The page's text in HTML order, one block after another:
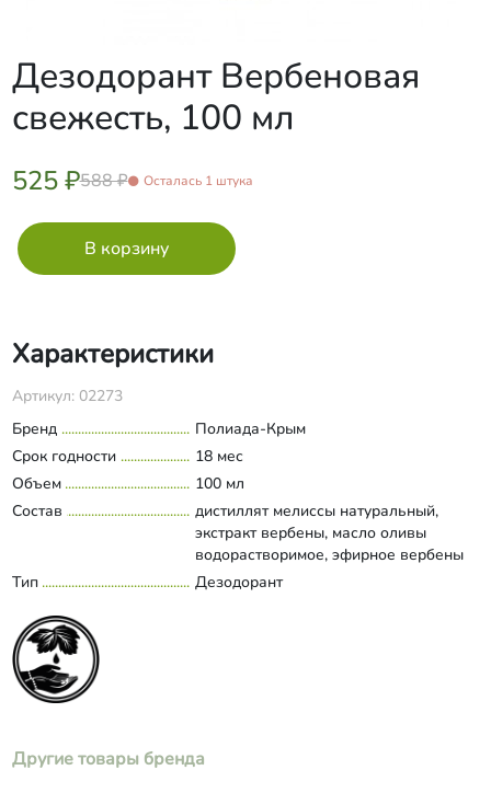
Дезодорант Вербеновая
свежесть, 100 мл
525 ₽588 ₽ Осталась 1 штука
Характеристики
Артикул: 02273
Бренд
Полиада-Крым
Срок годности
18 мес
Объем
100 мл
Состав
дистиллят мелиссы натуральный,
экстракт вербены, масло оливы
водорастворимое, эфирное вербены
лимонной натуральное, сульфат
Развернуть состав
Тип Дезодорант
Другие товары бренда